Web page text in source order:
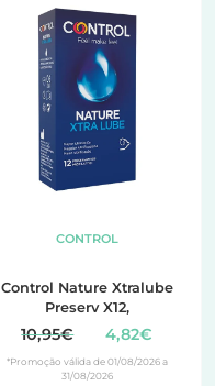
CONTROL
Control Nature Xtralube
Preserv X12,
10,95€ 4,82€
*Promoção válida de 01/08/2026 a
31/08/2026